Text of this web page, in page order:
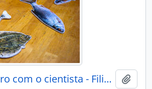
ECV - Encontro com o cientista - Filipe Ribeiro e Diogo Ribeiro